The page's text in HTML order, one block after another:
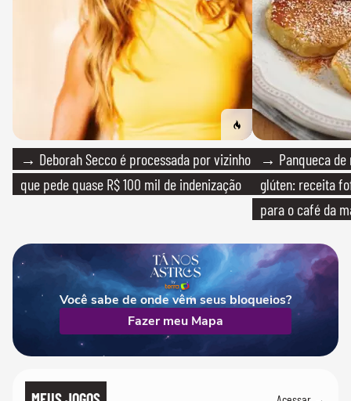
→ Deborah Secco é processada por vizinho
que pede quase R$ 100 mil de indenização
→ Panqueca de
glúten: receita
para o café da
Você sabe de onde vêm seus bloqueios?
Fazer meu Mapa